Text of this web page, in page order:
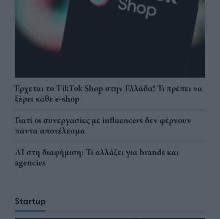
Έρχεται το TikTok Shop στην Ελλάδα! Τι πρέπει να
ξέρει κάθε e-shop
Γιατί οι συνεργασίες με influencers δεν φέρνουν
πάντα αποτέλεσμα
AI στη διαφήμιση: Τι αλλάζει για brands και
agencies
Startup